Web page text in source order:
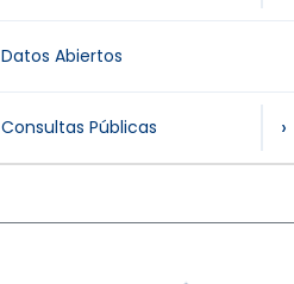
Datos Abiertos
Consultas Públicas ›